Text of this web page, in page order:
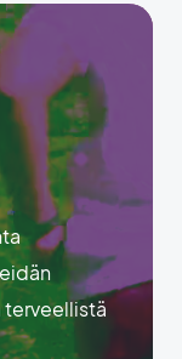
terveellistä